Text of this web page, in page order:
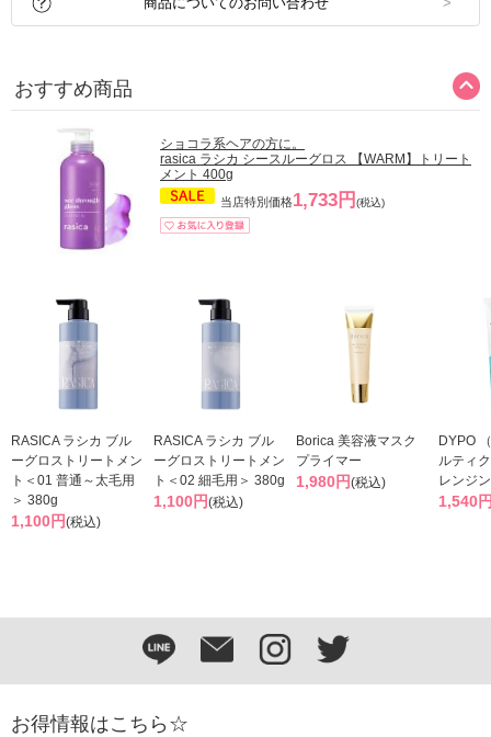
おすすめ商品
ショコラ系ヘアの方に。
rasica ラシカ シースルーグロス 【WARM】トリート
メント 400g
当店特別価格1,733円 (税込)
RASICA ラシカ ブル
ーグロストリートメン
ト＜01 普通～太毛用
＞ 380g
1,100円(税込)
RASICA ラシカ ブル
ーグロストリートメン
ト＜02 細毛用＞ 380g
1,100円(税込)
Borica 美容液マスク
プライマー
1,980円(税込)
DYPO
ルティ
レンジ
1,540
お得情報はこちら☆